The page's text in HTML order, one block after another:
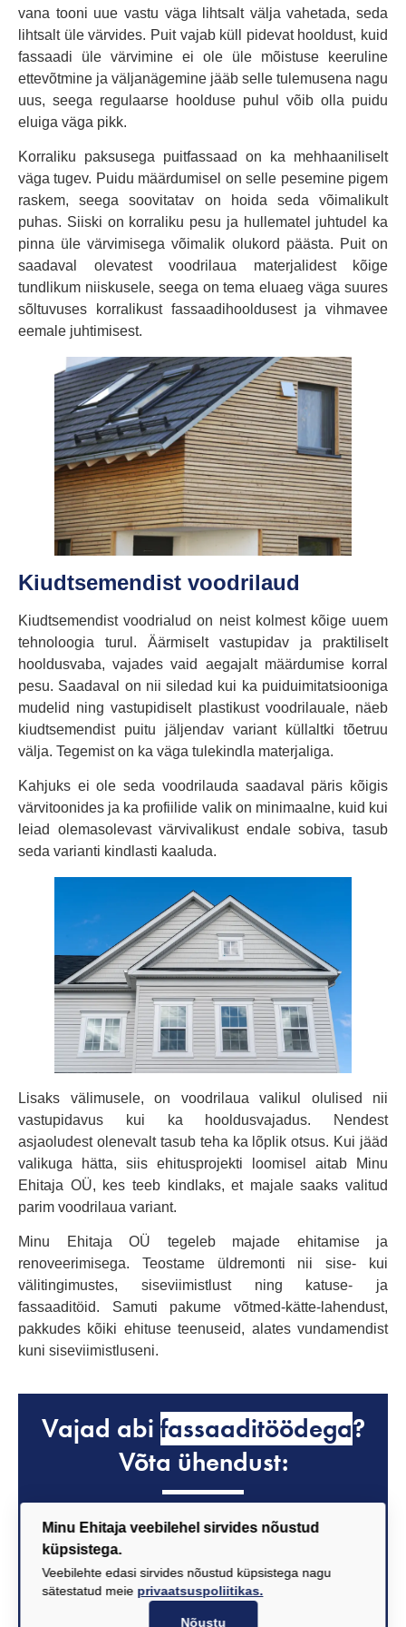
vana tooni uue vastu väga lihtsalt välja vahetada, seda
lihtsalt üle värvides. Puit vajab küll pidevat hooldust, kuid
fassaadi üle värvimine ei ole üle mõistuse keeruline
ettevõtmine ja väljanägemine jääb selle tulemusena nagu
uus, seega regulaarse hoolduse puhul võib olla puidu
eluiga väga pikk.
Korraliku paksusega puitfassaad on ka mehhaaniliselt
väga tugev. Puidu määrdumisel on selle pesemine pigem
raskem, seega soovitatav on hoida seda võimalikult
puhas. Siiski on korraliku pesu ja hullematel juhtudel ka
pinna üle värvimisega võimalik olukord päästa. Puit on
saadaval olevatest voodrilaua materjalidest kõige
tundlikum niiskusele, seega on tema eluaeg väga suures
sõltuvuses korralikust fassaadihooldusest ja vihmavee
eemale juhtimisest.
Kiudtsemendist voodrilaud
Kiudtsemendist voodrialud on neist kolmest kõige uuem
tehnoloogia turul. Äärmiselt vastupidav ja praktiliselt
hooldusvaba, vajades vaid aegajalt määrdumise korral
pesu. Saadaval on nii siledad kui ka puiduimitatsiooniga
mudelid ning vastupidiselt plastikust voodrilauale, näeb
kiudtsemendist puitu jäljendav variant küllaltki tõetruu
välja. Tegemist on ka väga tulekindla materjaliga.
Kahjuks ei ole seda voodrilauda saadaval päris kõigis
värvitoonides ja ka profiilide valik on minimaalne, kuid kui
leiad olemasolevast värvivalikust endale sobiva, tasub
seda varianti kindlasti kaaluda.
Lisaks välimusele, on voodrilaua valikul olulised nii
vastupidavus kui ka hooldusvajadus. Nendest
asjaoludest olenevalt tasub teha ka lõplik otsus. Kui jääd
valikuga hätta, siis ehitusprojekti loomisel aitab Minu
Ehitaja OÜ, kes teeb kindlaks, et majale saaks valitud
parim voodrilaua variant.
Minu Ehitaja OÜ tegeleb majade ehitamise ja
renoveerimisega. Teostame üldremonti nii sise- kui
välitingimustes, siseviimistlust ning katuse- ja
fassaaditöid. Samuti pakume võtmed-kätte-lahendust,
pakkudes kõiki ehituse teenuseid, alates vundamendist
kuni siseviimistluseni.
Vajad abi fassaaditöödega?
Võta ühendust:
Minu Ehitaja veebilehel sirvides nõustud
küpsistega.
Veebilehte edasi sirvides nõustud küpsistega nagu
sätestatud meie privaatsuspoliitikas.
Nõustu